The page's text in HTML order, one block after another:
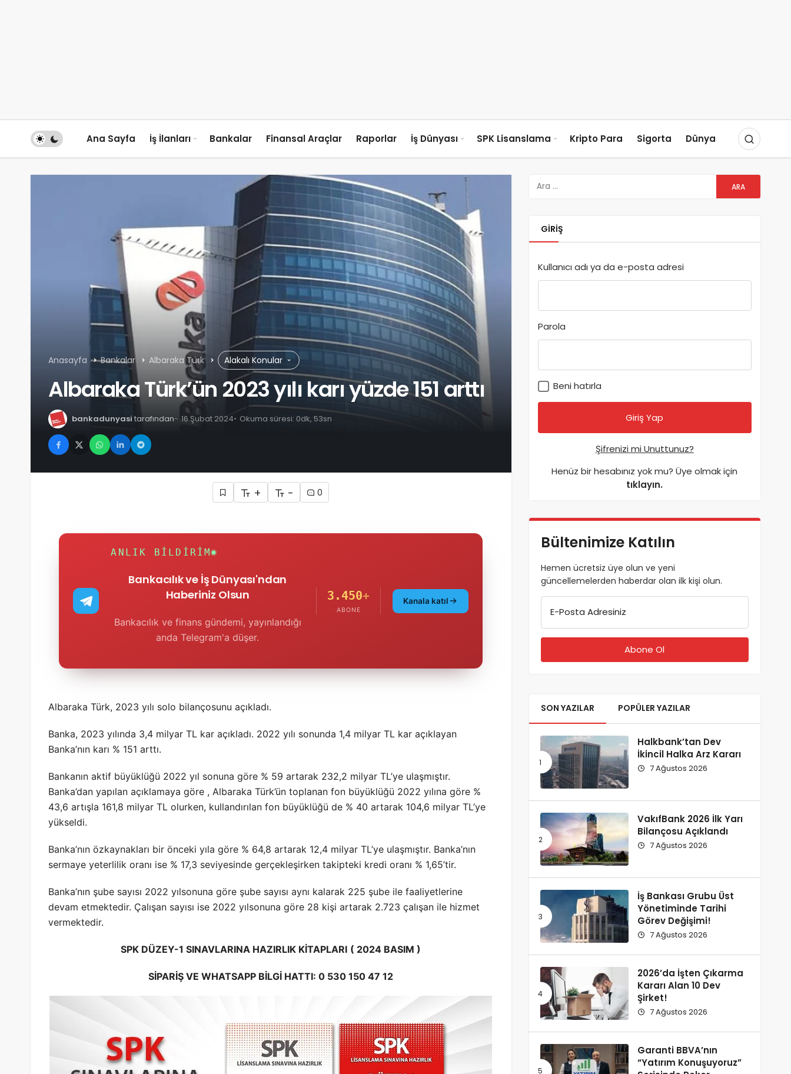
Ana Sayfa İş İlanları Bankalar Finansal Araçlar Raporlar İş Dünyası SPK Lisanslama Kripto Para Sigorta Dünya
Anasayfa Bankalar Albaraka Türk Alakalı Konular
Albaraka Türk’ün 2023 yılı karı yüzde 151 arttı
bankadunyasi tarafından 16 Şubat 2024 Okuma süresi: 0dk, 53sn
+ - 0
ANLIK BILDIRIM
Bankacılık ve İş Dünyası'ndan
Haberiniz Olsun
Bankacılık ve finans gündemi, yayınlandığı
anda Telegram'a düşer.
3.450+
ABONE
Kanala katıl
Albaraka Türk, 2023 yılı solo bilançosunu açıkladı.
Banka, 2023 yılında 3,4 milyar TL kar açıkladı. 2022 yılı sonunda 1,4 milyar TL kar açıklayan
Banka’nın karı % 151 arttı.
Bankanın aktif büyüklüğü 2022 yıl sonuna göre % 59 artarak 232,2 milyar TL’ye ulaşmıştır.
Banka’dan yapılan açıklamaya göre , Albaraka Türk’ün toplanan fon büyüklüğü 2022 yılına göre %
43,6 artışla 161,8 milyar TL olurken, kullandırılan fon büyüklüğü de % 40 artarak 104,6 milyar TL’ye
yükseldi.
Banka’nın özkaynakları bir önceki yıla göre % 64,8 artarak 12,4 milyar TL’ye ulaşmıştır. Banka’nın
sermaye yeterlilik oranı ise % 17,3 seviyesinde gerçekleşirken takipteki kredi oranı % 1,65’tir.
Banka’nın şube sayısı 2022 yılsonuna göre şube sayısı aynı kalarak 225 şube ile faaliyetlerine
devam etmektedir. Çalışan sayısı ise 2022 yılsonuna göre 28 kişi artarak 2.723 çalışan ile hizmet
vermektedir.
SPK DÜZEY-1 SINAVLARINA HAZIRLIK KİTAPLARI ( 2024 BASIM )
SİPARİŞ VE WHATSAPP BİLGİ HATTI: 0 530 150 47 12
GIRIŞ
Kullanıcı adı ya da e-posta adresi
Parola
Beni hatırla
Şifrenizi mi Unuttunuz?
Henüz bir hesabınız yok mu? Üye olmak için
tıklayın.
Bültenimize Katılın
Hemen ücretsiz üye olun ve yeni
güncellemelerden haberdar olan ilk kişi olun.
E-Posta Adresiniz
SON YAZILAR POPÜLER YAZILAR
Halkbank’tan Dev
İkincil Halka Arz Kararı
7 Ağustos 2026
VakıfBank 2026 İlk Yarı
Bilançosu Açıklandı
7 Ağustos 2026
İş Bankası Grubu Üst
Yönetiminde Tarihi
Görev Değişimi!
7 Ağustos 2026
2026’da İşten Çıkarma
Kararı Alan 10 Dev
Şirket!
7 Ağustos 2026
Garanti BBVA’nın
“Yatırım Konuşuyoruz”